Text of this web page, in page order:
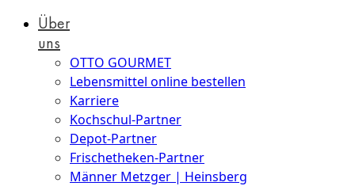
Über
uns
OTTO GOURMET
Lebensmittel online bestellen
Karriere
Kochschul-Partner
Depot-Partner
Frischetheken-Partner
Männer Metzger | Heinsberg